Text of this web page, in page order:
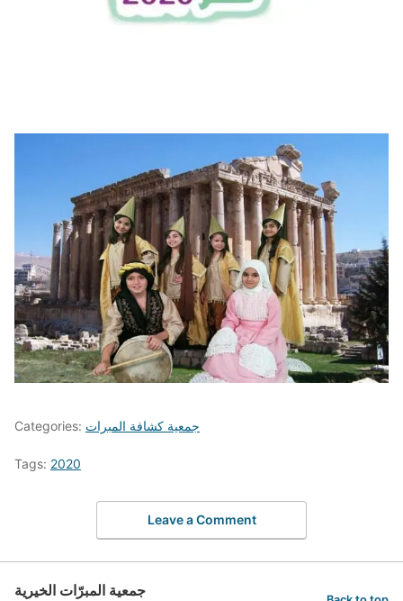
Categories: جمعية كشافة المبرات
Tags: 2020
Leave a Comment
جمعية المبرّات الخيرية